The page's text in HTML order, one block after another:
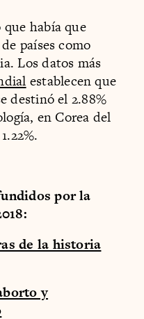
había que
países como
Los datos más
establecen que
destinó el 2.88%
en Corea del
por la
de la historia
y